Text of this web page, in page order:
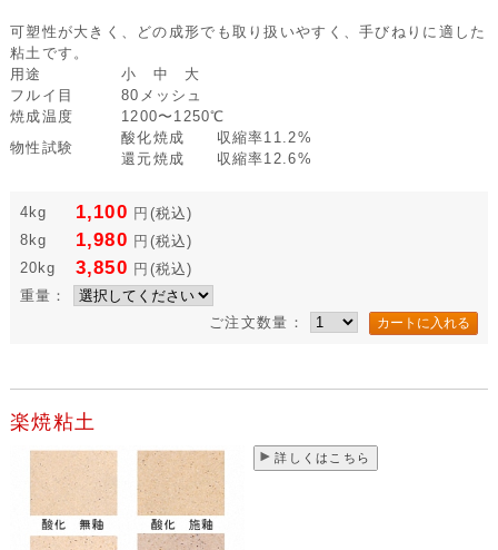
可塑性が大きく、どの成形でも取り扱いやすく、手びねりに適した
粘土です。
用途
小 中 大
フルイ目
80メッシュ
焼成温度
1200〜1250℃
物性試験
酸化焼成 収縮率11.2%
還元焼成 収縮率12.6%
4kg 1,100 円 (税込)
8kg
1,980 円 (税込)
20kg
3,850 円 (税込)
重量：
ご注文数量：
楽焼粘土
詳しくはこちら